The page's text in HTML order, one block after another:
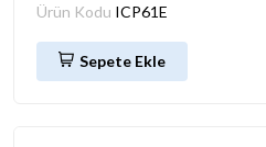
Ürün Kodu ICP61E
Sepete Ekle